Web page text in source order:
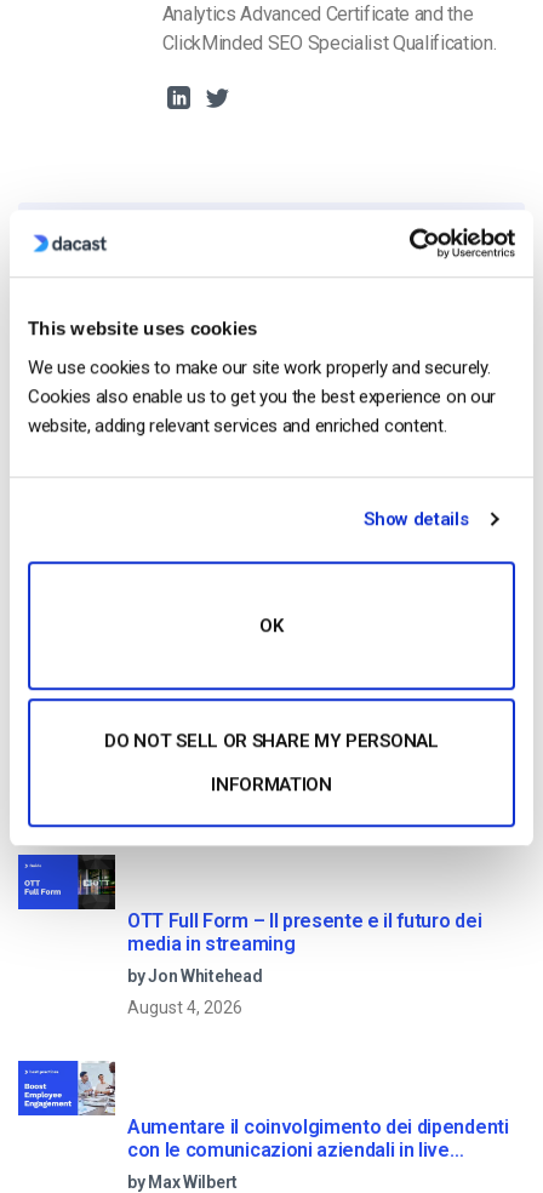
This website uses cookies
We use cookies to make our site work properly and securely.
Cookies also enable us to get you the best experience on our
website, adding relevant services and enriched content.
Show details
OK
DO NOT SELL OR SHARE MY PERSONAL
INFORMATION
Analytics Advanced Certificate and the
ClickMinded SEO Specialist Qualification.
Free 14-Day Trial
Get Started!
Start streaming immediately
Apple in 6 semplici passi
OTT Full Form – Il presente e il futuro dei
media in streaming
by Jon Whitehead
August 4, 2026
Aumentare il coinvolgimento dei dipendenti
con le comunicazioni aziendali in live
streaming
by Max Wilbert